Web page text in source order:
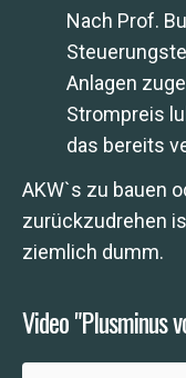
Nach Prof.
Anlagen
Strompreis
das bereits
AKW`s zu bauen
zurückzudrehen
ziemlich dumm.
Video "Plusminus